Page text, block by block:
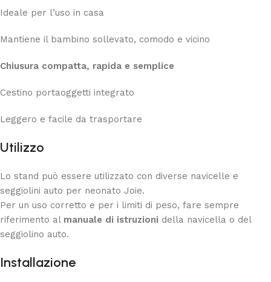
Ideale per l’uso in casa
Mantiene il bambino sollevato, comodo e vicino
Chiusura compatta, rapida e semplice
Cestino portaoggetti integrato
Leggero e facile da trasportare
Utilizzo
Lo stand può essere utilizzato con diverse navicelle e
seggiolini auto per neonato Joie.
Per un uso corretto e per i limiti di peso, fare sempre
riferimento al manuale di istruzioni della navicella o del
seggiolino auto.
Installazione